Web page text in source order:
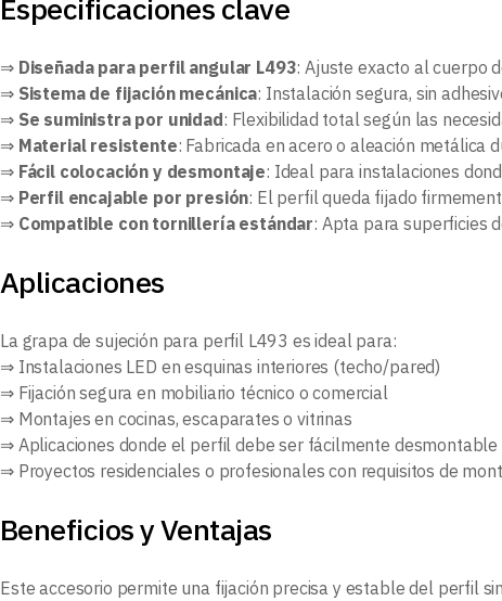
Especificaciones clave
⇒ Diseñada para perfil angular L493: Ajuste exacto al cuerpo
⇒ Sistema de fijación mecánica: Instalación segura, sin
⇒ Se suministra por unidad: Flexibilidad total según las
⇒ Material resistente: Fabricada en acero o aleación metálica
⇒ Fácil colocación y desmontaje: Ideal para instalaciones
⇒ Perfil encajable por presión: El perfil queda fijado
⇒ Compatible con tornillería estándar: Apta para superficies
Aplicaciones
La grapa de sujeción para perfil L493 es ideal para:
⇒ Instalaciones LED en esquinas interiores (techo/pared)
⇒ Fijación segura en mobiliario técnico o comercial
⇒ Montajes en cocinas, escaparates o vitrinas
⇒ Aplicaciones donde el perfil debe ser fácilmente desmontable
⇒ Proyectos residenciales o profesionales con requisitos de
Beneficios y Ventajas
Este accesorio permite una fijación precisa y estable del perfil